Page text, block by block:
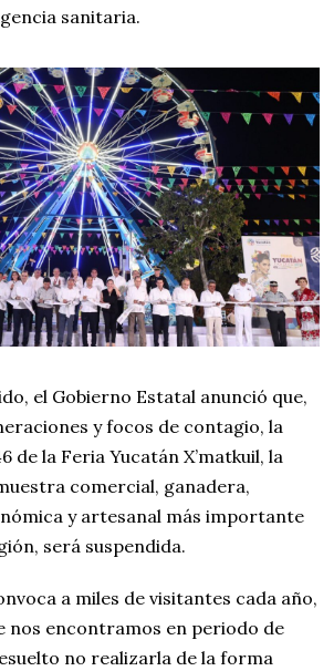
sanitaria.
el Gobierno Estatal anunció que,
y focos de contagio, la
de la Feria Yucatán X’matkuil, la
comercial, ganadera,
y artesanal más importante
será suspendida.
a miles de visitantes cada año,
nos encontramos en periodo de
no realizarla de la forma